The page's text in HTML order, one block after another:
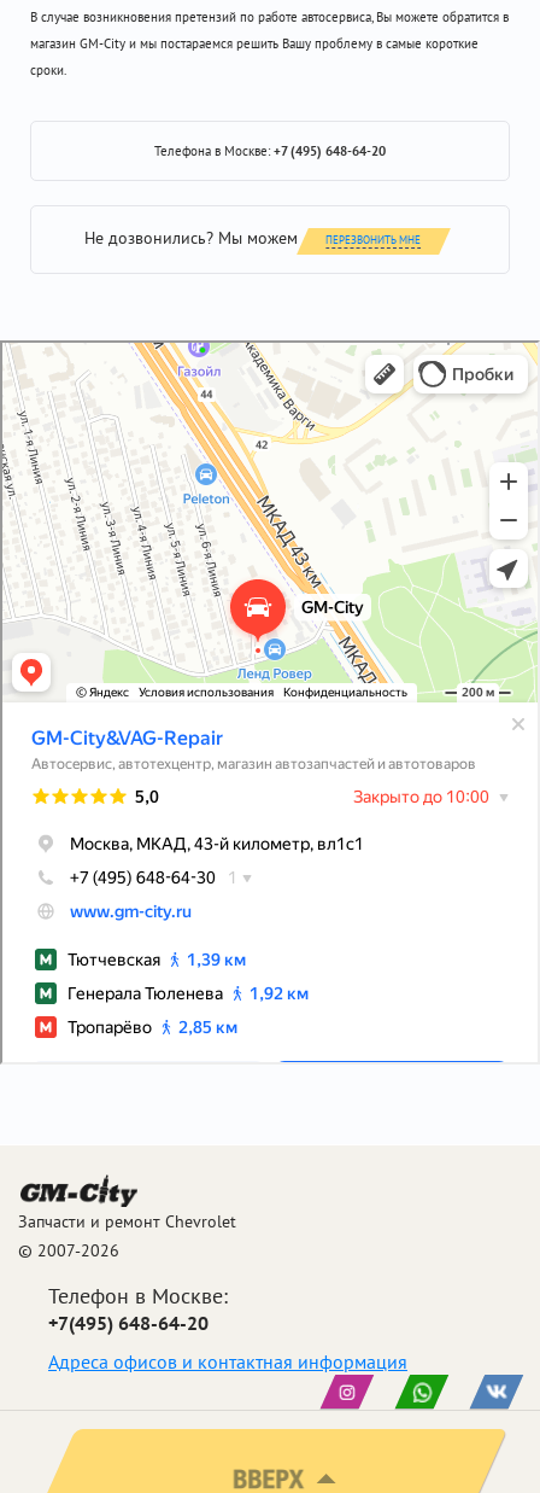
В случае возникновения претензий по работе автосервиса, Вы можете обратится в
магазин GM-City и мы постараемся решить Вашу проблему в самые короткие
сроки.
Телефона в Москве:+7 (495) 648-64-20
Не дозвонились? Мы можем ПЕРЕЗВОНИТЬ МНЕ
GM-City&VAG-Repair
Автосервис, автотехцентр в Москве
Магазин автозапчастей и автотоваров в Москве
Запчасти и ремонт Chevrolet
© 2007-2026
Телефон в Москве:
+7(495) 648-64-20
Адреса офисов и контактная информация